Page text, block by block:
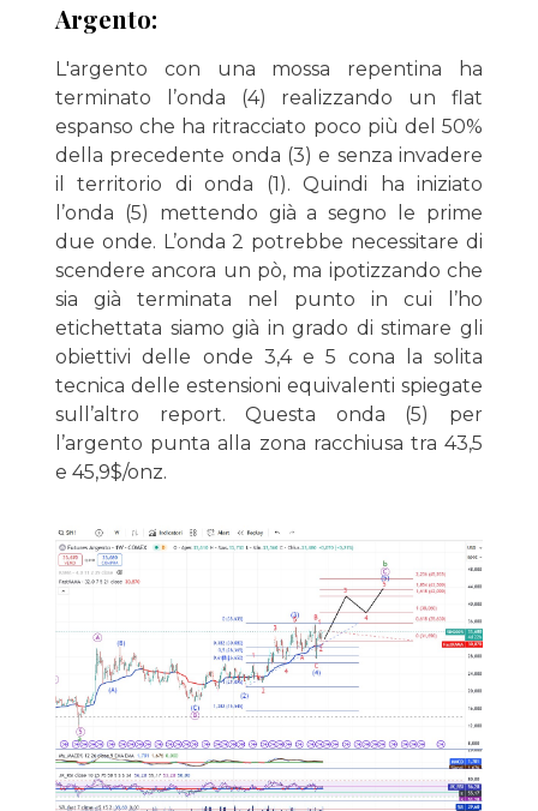
Argento:
L'argento con una mossa repentina ha
terminato l’onda (4) realizzando un flat
espanso che ha ritracciato poco più del 50%
della precedente onda (3) e senza invadere
il territorio di onda (1). Quindi ha iniziato
l’onda (5) mettendo già a segno le prime
due onde. L’onda 2 potrebbe necessitare di
scendere ancora un pò, ma ipotizzando che
sia già terminata nel punto in cui l’ho
etichettata siamo già in grado di stimare gli
obiettivi delle onde 3,4 e 5 cona la solita
tecnica delle estensioni equivalenti spiegate
sull’altro report. Questa onda (5) per
l’argento punta alla zona racchiusa tra 43,5
e 45,9$/onz.